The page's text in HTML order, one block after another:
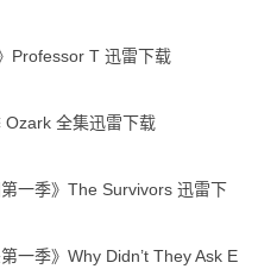
Professor T 迅雷下载
Ozark 全集迅雷下载
第一季》The Survivors 迅雷下
一季》Why Didn’t They Ask E